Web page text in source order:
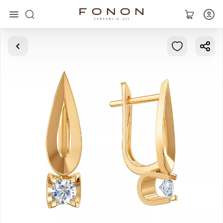
Главная
Браслеты
Цепочки